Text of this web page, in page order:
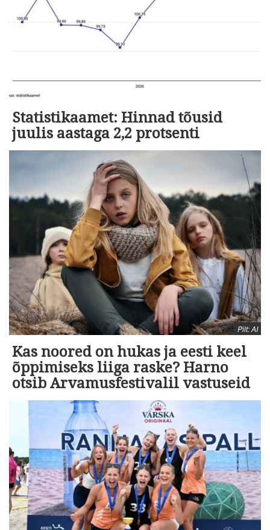
Statistikaamet: Hinnad tõusid
juulis aastaga 2,2 protsenti
Pilt: AI
Kas noored on hukas ja eesti keel
õppimiseks liiga raske? Harno
otsib Arvamusfestivalil vastuseid